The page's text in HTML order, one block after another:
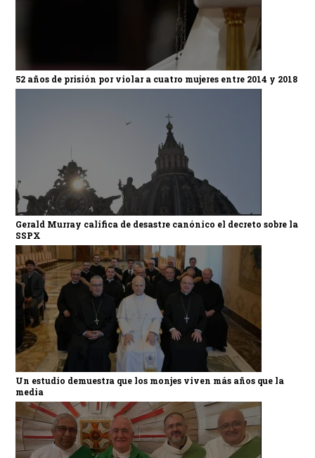
52 años de prisión por violar a cuatro mujeres entre 2014 y 2018
Gerald Murray califica de desastre canónico el decreto sobre la
SSPX
Un estudio demuestra que los monjes viven más años que la
media